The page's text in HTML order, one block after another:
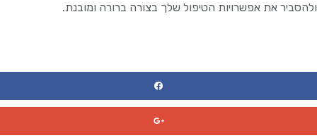
ולהסביר את אפשרויות הטיפול שלך בצורה ברורה ומובנת.